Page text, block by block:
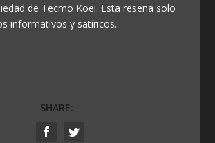
de Tecmo Koei. Esta reseña solo
informativos y satíricos.
SHARE: